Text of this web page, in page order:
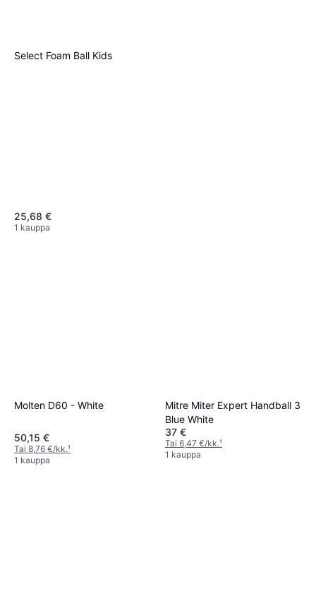
Select Foam Ball Kids
25,68 €
1 kauppa
Molten D60 - White
50,15 €
Tai 8,76 €/kk.¹
1 kauppa
Mitre Miter Expert Handball 3
Blue White
37 €
Tai 6,47 €/kk.¹
1 kauppa